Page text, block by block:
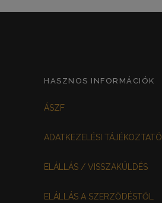
HASZNOS INFORMÁCIÓK
ÁSZF
ADATKEZELÉSI TÁJÉKOZTATÓ
ELÁLLÁS / VISSZAKÜLDÉS
ELÁLLÁS A SZERZŐDÉSTŐL